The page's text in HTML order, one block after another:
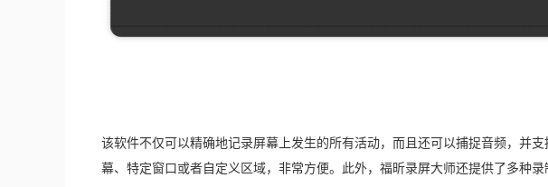
该软件不仅可以精确地记录屏幕上发生的所有活动，而且还可以捕捉音频，并
幕、特定窗口或者自定义区域，非常方便。此外，福昕录屏大师还提供了多种